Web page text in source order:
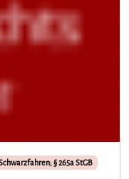
§ 265a StGB